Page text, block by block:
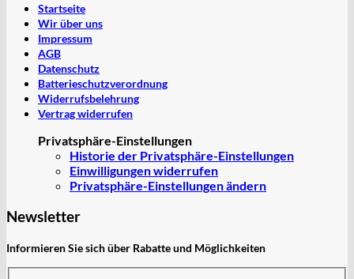
Startseite
Wir über uns
Impressum
AGB
Datenschutz
Batterieschutzverordnung
Widerrufsbelehrung
Vertrag widerrufen
Privatsphäre-Einstellungen
Historie der Privatsphäre-Einstellungen
Einwilligungen widerrufen
Privatsphäre-Einstellungen ändern
Newsletter
Informieren Sie sich über Rabatte und Möglichkeiten